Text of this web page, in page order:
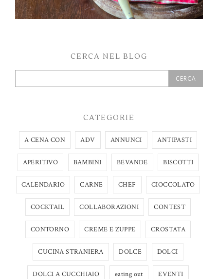
CERCA NEL BLOG
CATEGORIE
A CENA CON ADV ANNUNCI ANTIPASTI
APERITIVO BAMBINI BEVANDE BISCOTTI
CALENDARIO CARNE CHEF CIOCCOLATO
COCKTAIL COLLABORAZIONI CONTEST
CONTORNO CREME E ZUPPE CROSTATA
CUCINA STRANIERA DOLCE DOLCI
DOLCI A CUCCHIAIO eating out EVENTI